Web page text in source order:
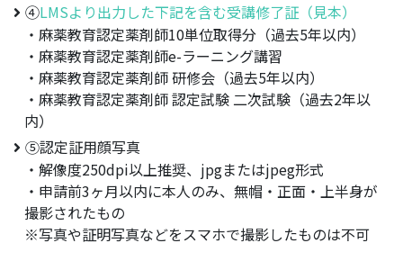
④LMSより出力した下記を含む受講修了証（見本）
・麻薬教育認定薬剤師10単位取得分（過去5年以内）
・麻薬教育認定薬剤師e-ラーニング講習
・麻薬教育認定薬剤師 研修会（過去5年以内）
・麻薬教育認定薬剤師 認定試験 二次試験（過去2年以
内）
⑤認定証用顔写真
・解像度250dpi以上推奨、jpgまたはjpeg形式
・申請前3ヶ月以内に本人のみ、無帽・正面・上半身が
撮影されたもの
※写真や証明写真などをスマホで撮影したものは不可